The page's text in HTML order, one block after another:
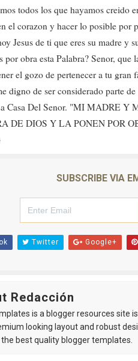
Barahona: desmantelan
indagan muerte de mujer
en Verón deja un motorista
termina en muerte
parque solar de un
todos los que hayamos creido
el corazon y hacer lo posible por
Jesus de ti que eres su madre y
obra esta Palabra? Senor, que
el gozo de pertenecer a tu
digno de ser considerado parte
Casa Del Senor. "MI MADRE Y
DE DIOS Y LA PONEN POR
SUBSCRIBE VIA
Twitter Google+
Redacción
is a blogger resources site
looking layout and robust
best quality blogger templates.